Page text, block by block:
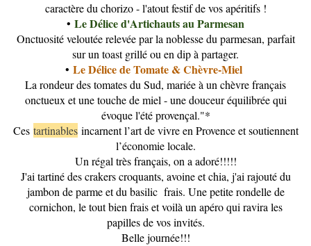
caractère du chorizo - l'atout festif de vos apéritifs !
• Le Délice d'Artichauts au Parmesan
Onctuosité veloutée relevée par la noblesse du parmesan, parfait
sur un toast grillé ou en dip à partager.
• Le Délice de Tomate & Chèvre-Miel
La rondeur des tomates du Sud, mariée à un chèvre français
onctueux et une touche de miel - une douceur équilibrée qui
évoque l'été provençal."*
Ces tartinablesincarnent l’art de vivre en Provence et soutiennent
l’économie locale.
Un régal très français, on a adoré!!!!!
J'ai tartiné des crakers croquants, avoine et chia, j'ai rajouté du
jambon de parme et du basilic frais. Une petite rondelle de
cornichon, le tout bien frais et voilà un apéro qui ravira les
papilles de vos invités.
Belle journée!!!